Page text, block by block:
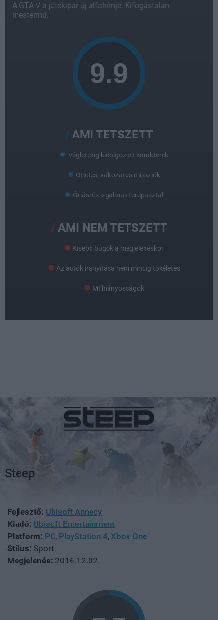
A GTA V a játékipar új alfahímje. Kifogástalan
mestermű.
AMI TETSZETT
Végletekig kidolgozott karakterek
Ötletes, változatos missziók
Óriási és izgalmas terepasztal
AMI NEM TETSZETT
Kisebb bugok a megjelenéskor
Az autók irányítása nem mindig tökéletes
MI hiányosságok
Steep
Fejlesztő: Ubisoft Annecy
Kiadó: Ubisoft Entertainment
Platform: PC, PlayStation 4, Xbox One
Stílus: Sport
Megjelenés: 2016.12.02.